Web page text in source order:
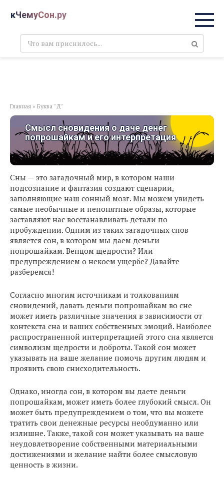
кЧемуСон.ру
Поиск:
Главная » Буква "Д"
Смысл сновидения о даче денег
попрошайкам и его интерпретация
Сны — это загадочный мир, в котором наши
подсознание и фантазия создают сценарии,
заполняющие наш сонный мозг. Мы можем увидеть
самые необычные и непонятные образы, которые
заставляют нас восстанавливать детали по
пробуждении. Одним из таких загадочных снов
является сон, в котором мы даем деньги
попрошайкам. Венцом щедрости? Или
предупреждением о некоем ущербе? Давайте
разберемся!
Согласно многим источникам и толкованиям
сновидений, давать деньги попрошайкам во сне
может иметь различные значения в зависимости от
контекста сна и ваших собственных эмоций. Наиболее
распространенной интерпретацией этого сна является
символизм щедрости и доброты. Такой сон может
указывать на ваше желание помочь другим людям и
проявить свою снисходительность.
Однако, иногда сон, в котором вы даете деньги
попрошайкам, может иметь более глубокий смысл. Он
может быть предупреждением о том, что вы можете
тратить свои денежные ресурсы необдуманно или
излишне. Также, такой сон может указывать на ваше
неудовлетворение собственными материальными
достижениями и желание найти более смысловую
ценность в жизни.